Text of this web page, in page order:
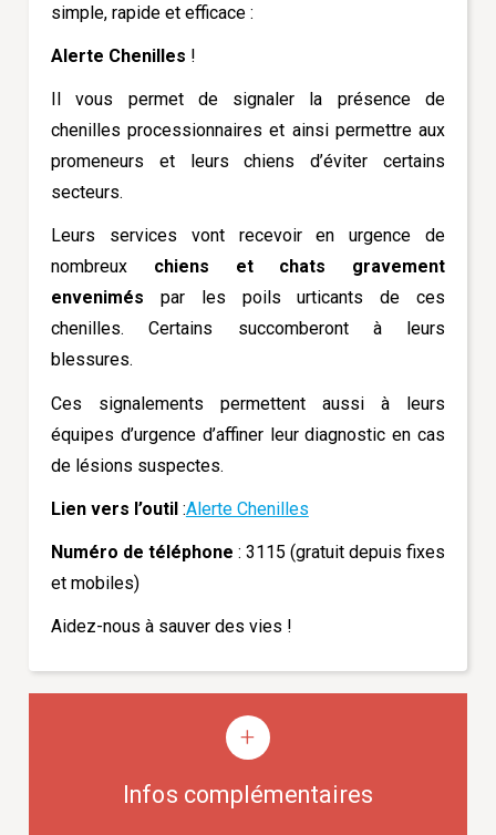
simple, rapide et efficace :
Alerte Chenilles !
Il vous permet de signaler la présence de
chenilles processionnaires et ainsi permettre aux
promeneurs et leurs chiens d’éviter certains
secteurs.
Leurs services vont recevoir en urgence de
nombreux chiens et chats gravement
envenimés par les poils urticants de ces
chenilles. Certains succomberont à leurs
blessures.
Ces signalements permettent aussi à leurs
équipes d’urgence d’affiner leur diagnostic en cas
de lésions suspectes.
Lien vers l’outil:Alerte Chenilles
Numéro de téléphone : 3115 (gratuit depuis fixes
et mobiles)
Aidez-nous à sauver des vies !
Infos complémentaires